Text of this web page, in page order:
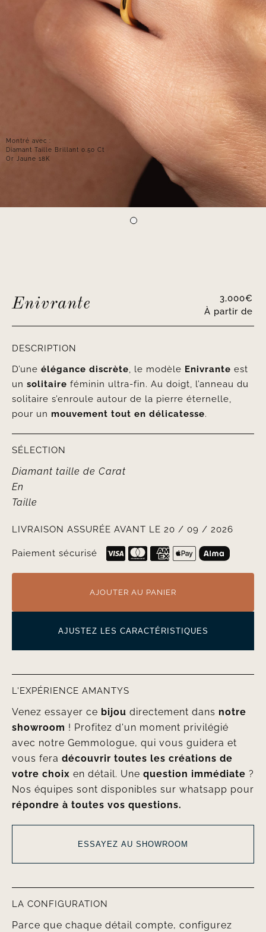
Montré avec :
Diamant Taille Brillant 0.50 Ct
Or Jaune 18K
Enivrante À partir de
3,000€
DESCRIPTION
D’une élégance discrète, le modèle Enivrante est
un solitaire féminin ultra-fin. Au doigt, l’anneau du
solitaire s’enroule autour de la pierre éternelle,
pour un mouvement tout en délicatesse.
SÉLECTION
Diamant taille de Carat
En
Taille
LIVRAISON ASSURÉE AVANT LE 20 / 09 / 2026
Paiement sécurisé
AJOUTER AU PANIER
AJUSTEZ LES CARACTÉRISTIQUES
L'EXPÉRIENCE AMANTYS
Venez essayer ce bijou directement dans notre
showroom ! Profitez d'un moment privilégié
avec notre Gemmologue, qui vous guidera et
vous fera découvrir toutes les créations de
votre choix en détail. Une question immédiate ?
Nos équipes sont disponibles sur whatsapp pour
répondre à toutes vos questions.
ESSAYEZ AU SHOWROOM
LA CONFIGURATION
Parce que chaque détail compte, configurez